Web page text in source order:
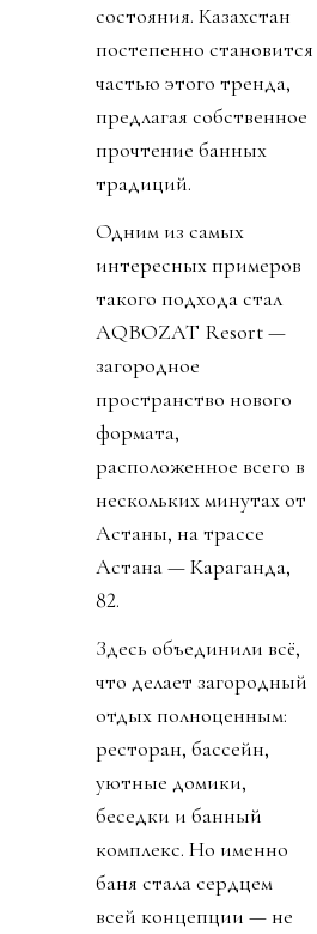
состояния. Казахстан
постепенно становится
частью этого тренда,
предлагая собственное
прочтение банных
традиций.
Одним из самых
интересных примеров
такого подхода стал
AQBOZAT Resort —
загородное
пространство нового
формата,
расположенное всего в
нескольких минутах от
Астаны, на трассе
Астана — Караганда,
82.
Здесь объединили всё,
что делает загородный
отдых полноценным:
ресторан, бассейн,
уютные домики,
беседки и банный
комплекс. Но именно
баня стала сердцем
всей концепции — не